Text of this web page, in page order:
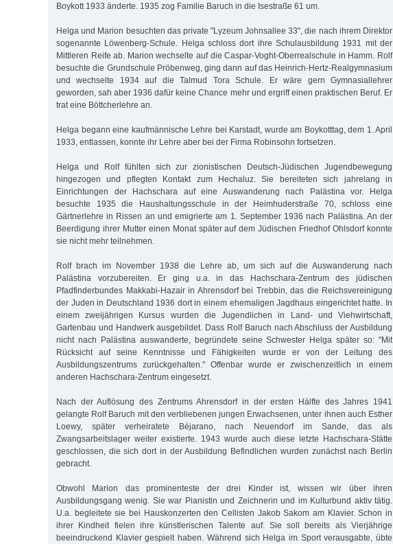
Boykott 1933 änderte. 1935 zog Familie Baruch in die Isestraße 61 um.
Helga und Marion besuchten das private "Lyzeum Johnsallee 33", die nach ihrem Direktor
sogenannte Löwenberg-Schule. Helga schloss dort ihre Schulausbildung 1931 mit der
Mittleren Reife ab. Marion wechselte auf die Caspar-Voght-Oberrealschule in Hamm. Rolf
besuchte die Grundschule Pröbenweg, ging dann auf das Heinrich-Hertz-Realgymnasium
und wechselte 1934 auf die Talmud Tora Schule. Er wäre gern Gymnasiallehrer
geworden, sah aber 1936 dafür keine Chance mehr und ergriff einen praktischen Beruf. Er
trat eine Böttcherlehre an.
Helga begann eine kaufmännische Lehre bei Karstadt, wurde am Boykotttag, dem 1. April
1933, entlassen, konnte ihr Lehre aber bei der Firma Robinsohn fortsetzen.
Helga und Rolf fühlten sich zur zionistischen Deutsch-Jüdischen Jugendbewegung
hingezogen und pflegten Kontakt zum Hechaluz. Sie bereiteten sich jahrelang in
Einrichtungen der Hachschara auf eine Auswanderung nach Palästina vor. Helga
besuchte 1935 die Haushaltungsschule in der Heimhuderstraße 70, schloss eine
Gärtnerlehre in Rissen an und emigrierte am 1. September 1936 nach Palästina. An der
Beerdigung ihrer Mutter einen Monat später auf dem Jüdischen Friedhof Ohlsdorf konnte
sie nicht mehr teilnehmen.
Rolf brach im November 1938 die Lehre ab, um sich auf die Auswanderung nach
Palästina vorzubereiten. Er ging u.a. in das Hachschara-Zentrum des jüdischen
Pfadfinderbundes Makkabi-Hazair in Ahrensdorf bei Trebbin, das die Reichsvereinigung
der Juden in Deutschland 1936 dort in einem ehemaligen Jagdhaus eingerichtet hatte. In
einem zweijährigen Kursus wurden die Jugendlichen in Land- und Viehwirtschaft,
Gartenbau und Handwerk ausgebildet. Dass Rolf Baruch nach Abschluss der Ausbildung
nicht nach Palästina auswanderte, begründete seine Schwester Helga später so: "Mit
Rücksicht auf seine Kenntnisse und Fähigkeiten wurde er von der Leitung des
Ausbildungszentrums zurückgehalten." Offenbar wurde er zwischenzeitlich in einem
anderen Hachschara-Zentrum eingesetzt.
Nach der Auflösung des Zentrums Ahrensdorf in der ersten Hälfte des Jahres 1941
gelangte Rolf Baruch mit den verbliebenen jungen Erwachsenen, unter ihnen auch Esther
Loewy, später verheiratete Béjarano, nach Neuendorf im Sande, das als
Zwangsarbeitslager weiter existierte. 1943 wurde auch diese letzte Hachschara-Stätte
geschlossen, die sich dort in der Ausbildung Befindlichen wurden zunächst nach Berlin
gebracht.
Obwohl Marion das prominenteste der drei Kinder ist, wissen wir über ihren
Ausbildungsgang wenig. Sie war Pianistin und Zeichnerin und im Kulturbund aktiv tätig.
U.a. begleitete sie bei Hauskonzerten den Cellisten Jakob Sakom am Klavier. Schon in
ihrer Kindheit fielen ihre künstlerischen Talente auf. Sie soll bereits als Vierjährige
beeindruckend Klavier gespielt haben. Während sich Helga im Sport verausgabte, übte